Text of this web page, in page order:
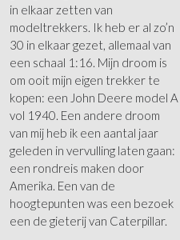
in elkaar zetten van
modeltrekkers. Ik heb er al zo’n
30 in elkaar gezet, allemaal van
een schaal 1:16. Mijn droom is
om ooit mijn eigen trekker te
kopen: een John Deere model A
vol 1940. Een andere droom
van mij heb ik een aantal jaar
geleden in vervulling laten gaan:
een rondreis maken door
Amerika. Een van de
hoogtepunten was een bezoek
een de gieterij van Caterpillar.